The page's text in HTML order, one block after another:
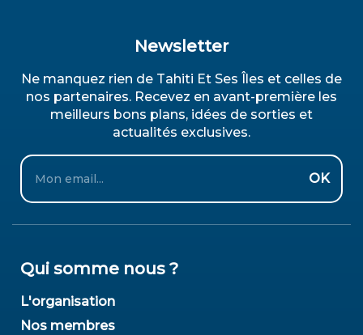
Newsletter
Ne manquez rien de Tahiti Et Ses Îles et celles de
nos partenaires. Recevez en avant-première les
meilleurs bons plans, idées de sorties et
actualités exclusives.
Email
OK
Qui somme nous ?
L'organisation
Nos membres